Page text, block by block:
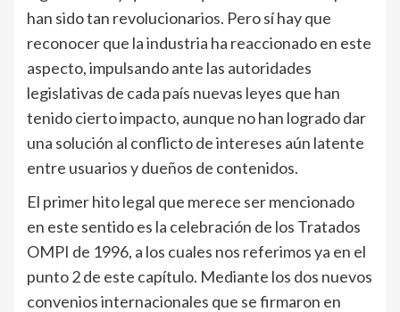
han sido tan revolucionarios. Pero sí hay que
reconocer que la industria ha reaccionado en este
aspecto, impulsando ante las autoridades
legislativas de cada país nuevas leyes que han
tenido cierto impacto, aunque no han logrado dar
una solución al conflicto de intereses aún latente
entre usuarios y dueños de contenidos.
El primer hito legal que merece ser mencionado
en este sentido es la celebración de los Tratados
OMPI de 1996, a los cuales nos referimos ya en el
punto 2 de este capítulo. Mediante los dos nuevos
convenios internacionales que se firmaron en